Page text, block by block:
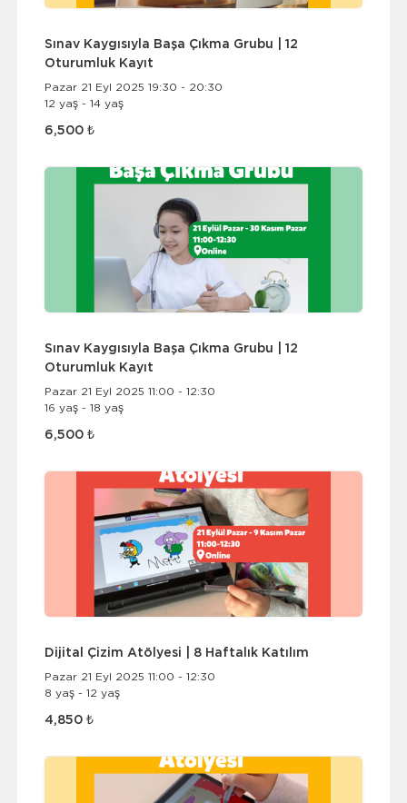
Sınav Kaygısıyla Başa Çıkma Grubu | 12
Oturumluk Kayıt
Pazar 21 Eyl 2025 19:30 - 20:30
12 yaş - 14 yaş
6,500 ₺
Sınav Kaygısıyla Başa Çıkma Grubu | 12
Oturumluk Kayıt
Pazar 21 Eyl 2025 11:00 - 12:30
16 yaş - 18 yaş
6,500 ₺
Dijital Çizim Atölyesi | 8 Haftalık Katılım
Pazar 21 Eyl 2025 11:00 - 12:30
8 yaş - 12 yaş
4,850 ₺